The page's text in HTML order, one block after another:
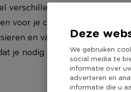
Deze
We gebruiken
social media te
informatie over
adverteren en
informatie die u
verschillende kleurtjes
voor je creatieve hobby’s.
en van verf tot kralen.
je nodig hebt om lekker te